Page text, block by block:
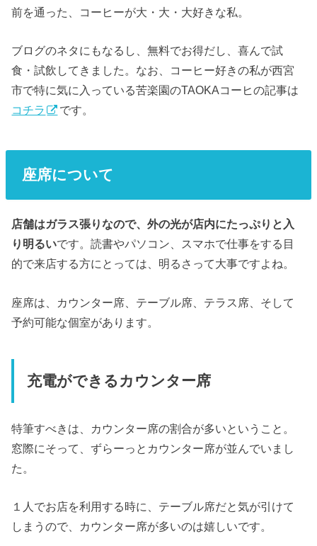
前を通った、コーヒーが大・大・大好きな私。
ブログのネタにもなるし、無料でお得だし、喜んで試
食・試飲してきました。なお、コーヒー好きの私が西宮
市で特に気に入っている苦楽園のTAOKAコーヒの記事は
コチラ
です。
座席について
店舗はガラス張りなので、外の光が店内にたっぷりと入
り明るいです。読書やパソコン、スマホで仕事をする目
的で来店する方にとっては、明るさって大事ですよね。
座席は、カウンター席、テーブル席、テラス席、そして
予約可能な個室があります。
充電ができるカウンター席
特筆すべきは、カウンター席の割合が多いということ。
窓際にそって、ずらーっとカウンター席が並んでいまし
た。
１人でお店を利用する時に、テーブル席だと気が引けて
しまうので、カウンター席が多いのは嬉しいです。